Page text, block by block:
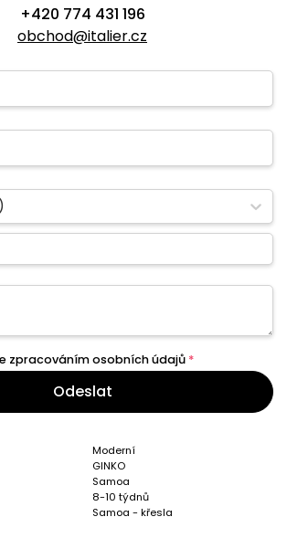
+420 774 431 196
obchod@italier.cz
zpracovánímosobních údajů *
Odeslat
Moderní
GINKO
Samoa
8-10 týdnů
Samoa - křesla